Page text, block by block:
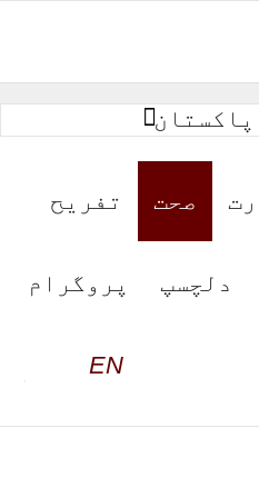
پاکستان
صحت تفریح
دلچسپ پروگرام
EN